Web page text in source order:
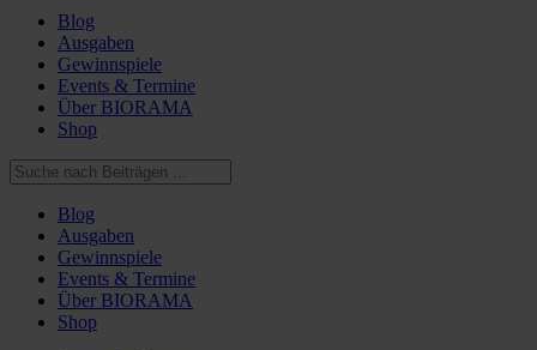
Blog
Ausgaben
Gewinnspiele
Events & Termine
Über BIORAMA
Shop
Blog
Ausgaben
Gewinnspiele
Events & Termine
Über BIORAMA
Shop